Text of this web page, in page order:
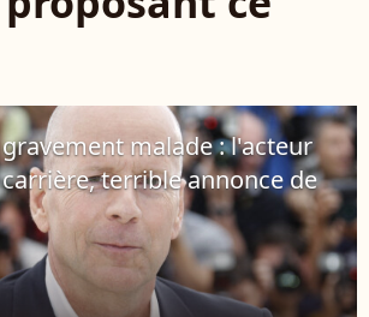
malade : l'acteur
terrible annonce de